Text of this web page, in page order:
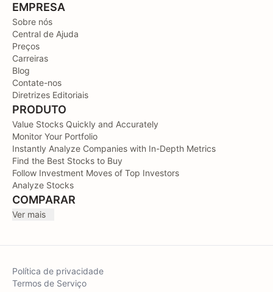
EMPRESA
Sobre nós
Central de Ajuda
Preços
Carreiras
Blog
Contate-nos
Diretrizes Editoriais
PRODUTO
Value Stocks Quickly and Accurately
Monitor Your Portfolio
Instantly Analyze Companies with In-Depth Metrics
Find the Best Stocks to Buy
Follow Investment Moves of Top Investors
Analyze Stocks
COMPARAR
Ver mais
Política de privacidade
Termos de Serviço